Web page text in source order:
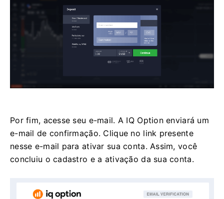
Por fim, acesse seu e-mail. A IQ Option enviará um
e-mail de confirmação. Clique no link presente
nesse e-mail para ativar sua conta. Assim, você
concluiu o cadastro e a ativação da sua conta.